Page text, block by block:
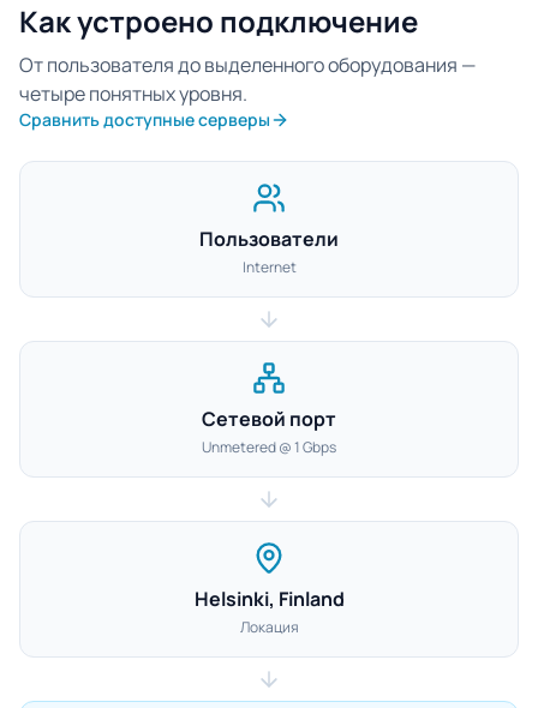
Как устроено подключение
От пользователя до выделенного оборудования —
четыре понятных уровня.
Сравнить доступные серверы
Пользователи
Internet
Сетевой порт
Unmetered @ 1 Gbps
Helsinki, Finland
Локация